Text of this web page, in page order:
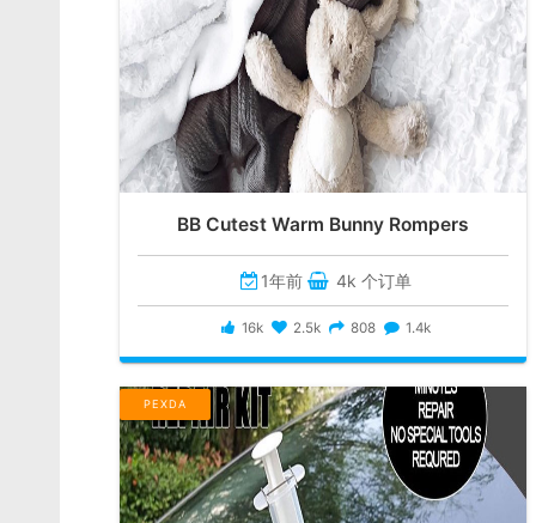
BB Cutest Warm Bunny Rompers
1年前 4k 个订单
16k 2.5k 808 1.4k
PEXDA